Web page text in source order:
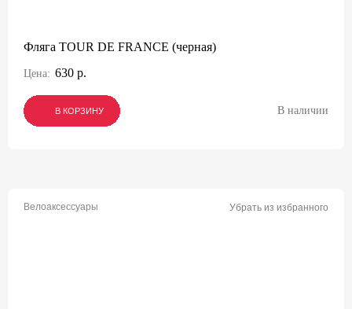
Фляга TOUR DE FRANCE (черная)
Цена: 630 р.
В КОРЗИНУ
В КОРЗИНУ
В КОРЗИНУ В наличии
Велоаксессуары Убрать из избранного